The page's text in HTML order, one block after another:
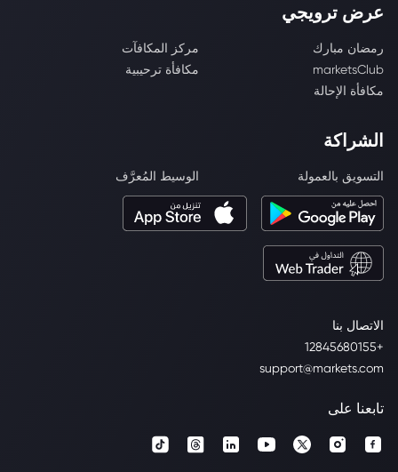
الاتصال بنا
+12845680155
support@markets.com
عرض ترويجي
رمضان مبارك
مركز المكافآت
marketsClub
مكافأة ترحيبية
مكافأة الإحالة
الشراكة
التسويق بالعمولة الوسيط المُعرَّف
تابعنا على